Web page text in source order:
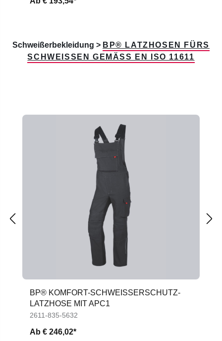
Schweißerbekleidung > BP® LATZHOSEN FÜRS
SCHWEISSEN GEMÄSS EN ISO 11611
BP® KOMFORT-SCHWEISSERSCHUTZ-L
ATZHOSE MIT APC1
2611-835-5632
Ab € 246,02*